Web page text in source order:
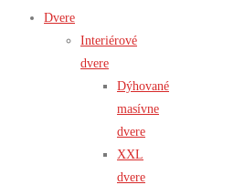
Dvere
Interiérové
dvere
Dýhované
masívne
dvere
XXL
dvere